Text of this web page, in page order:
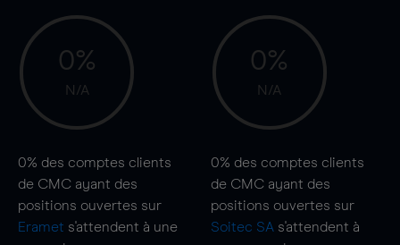
0%
N/A
0% des comptes clients
de CMC ayant des
positions ouvertes sur
Eramet s'attendent à une
0%
N/A
0% des comptes clients
de CMC ayant des
positions ouvertes sur
Soitec SA s'attendent à